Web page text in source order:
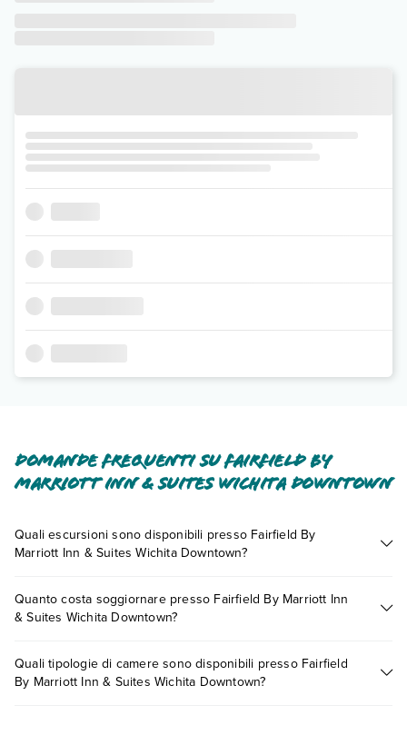
Domande frequenti su Fairfield By
Marriott Inn & Suites Wichita Downtown
Quali escursioni sono disponibili presso Fairfield By
Marriott Inn & Suites Wichita Downtown?
presso Fairfield By Marriott Inn & Suites Wichita Downtown.
Scoprile tutte nellasezione dedicata
appuntamento
Quanto costa soggiornare presso Fairfield By Marriott Inn
& Suites Wichita Downtown?
possono variare in base a vari fattori (per es. date, condizioni
dell'hotel, ecc). Per consultare i prezzi, compila il motore di
Quali tipologie di camere sono disponibili presso Fairfield
By Marriott Inn & Suites Wichita Downtown?